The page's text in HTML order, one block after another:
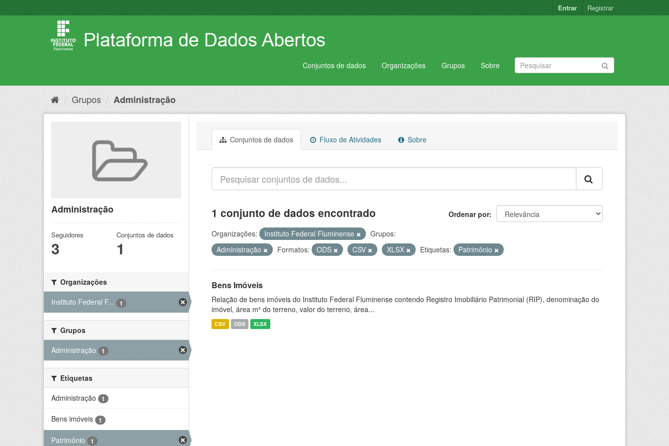
para
Entrar Registrar
Conjuntos de dados Organizações Grupos Sobre
Grupos Administração
Administração
Seguidores
3
Conjuntos de dados
1
Organizações
Instituto Federal F...
1
Grupos
Administração
1
Etiquetas
Administração
1
Bens imóveis 1
Patrimônio 1
Conjuntos de dados Fluxo de Atividades Sobre
Ordenar por
1 conjunto de dados encontrado
Organizações: Instituto Federal Fluminense
Grupos:
Administração
Formatos: ODS CSV XLSX Etiquetas: Patrimônio
Bens Imóveis
Relação de bens imóveis do Instituto Federal Fluminense contendo Registro Imobiliário Patrimonial (RIP), denominação do
imóvel, área m² do terreno, valor do terreno, área...
CSV ODS XLSX